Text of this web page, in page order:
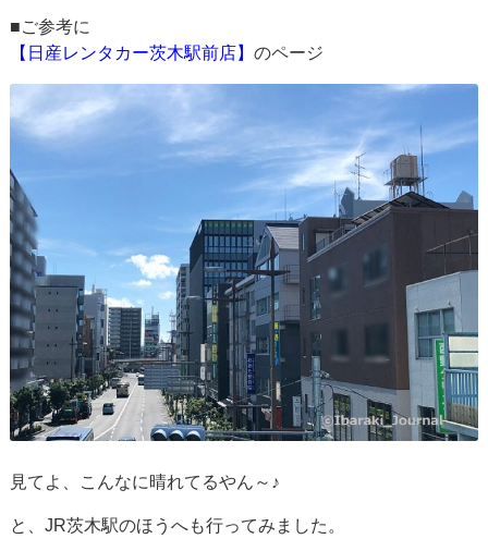
■ご参考に
【日産レンタカー茨木駅前店】のページ
見てよ、こんなに晴れてるやん～♪
と、JR茨木駅のほうへも行ってみました。